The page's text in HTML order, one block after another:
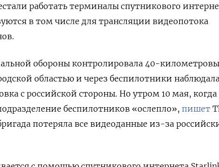
работать терминалы спутникового
в том числе для трансляции видеопотока
обороны контролировала 40-
областью и через беспилотники
с российской стороны. Но утром 10 мая, когда
беспилотников «ослепло», пишет
потеряла все видеоданные из-за